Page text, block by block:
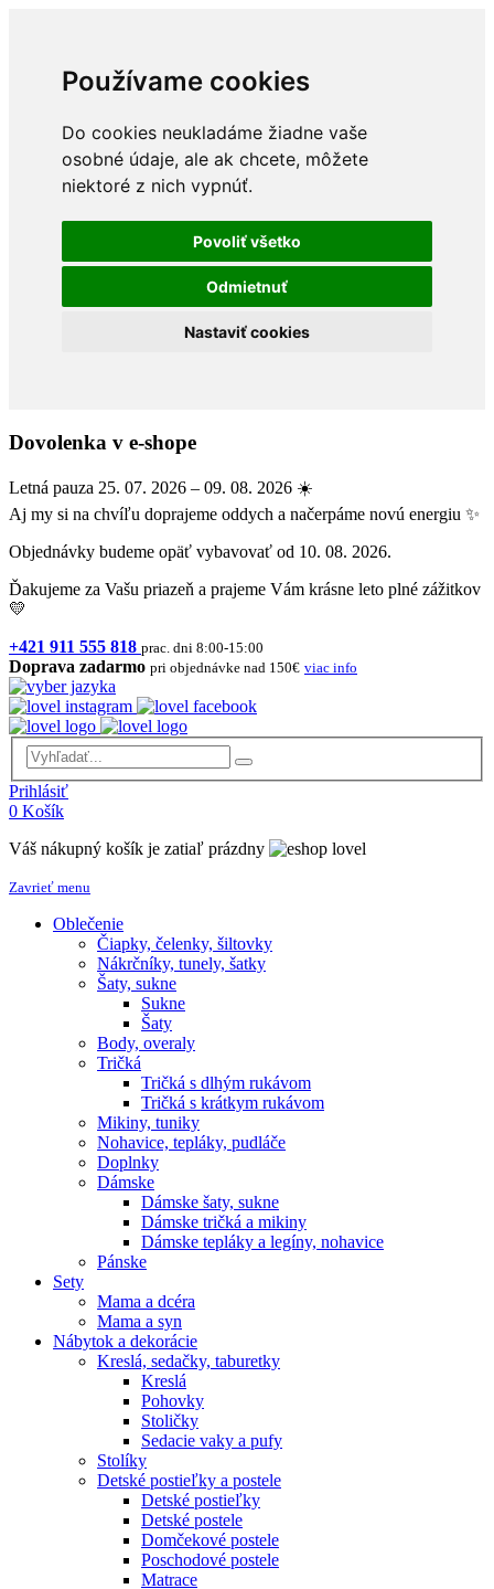
Používame cookies
Do cookies neukladáme žiadne vaše
osobné údaje, ale ak chcete, môžete
niektoré z nich vypnúť.
Povoliť všetko
Odmietnuť
Nastaviť cookies
Dovolenka v e-shope
Letná pauza 25. 07. 2026 – 09. 08. 2026 ☀️
Aj my si na chvíľu doprajeme oddych a načerpáme novú energiu ✨
Objednávky budeme opäť vybavovať od 10. 08. 2026.
Ďakujeme za Vašu priazeň a prajeme Vám krásne leto plné zážitkov
💛
+421 911 555 818 prac. dni 8:00-15:00
Doprava zadarmo pri objednávke nad 150€ viac info
Prihlásiť
0 Košík
Váš nákupný košík je zatiaľ prázdny
Zavrieť menu
Oblečenie
Čiapky, čelenky, šiltovky
Nákrčníky, tunely, šatky
Šaty, sukne
Sukne
Šaty
Body, overaly
Tričká
Tričká s dlhým rukávom
Tričká s krátkym rukávom
Mikiny, tuniky
Nohavice, tepláky, pudláče
Doplnky
Dámske
Dámske šaty, sukne
Dámske tričká a mikiny
Dámske tepláky a legíny, nohavice
Pánske
Sety
Mama a dcéra
Mama a syn
Nábytok a dekorácie
Kreslá, sedačky, taburetky
Kreslá
Pohovky
Stoličky
Sedacie vaky a pufy
Stolíky
Detské postieľky a postele
Detské postieľky
Detské postele
Domčekové postele
Poschodové postele
Matrace